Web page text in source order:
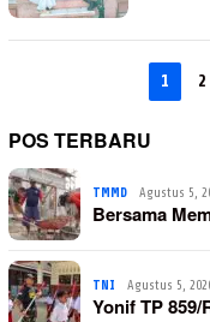
1 2
POS TERBARU
TMMD Agustus 5,
Bersama
TNI Agustus 5,
Yonif TP